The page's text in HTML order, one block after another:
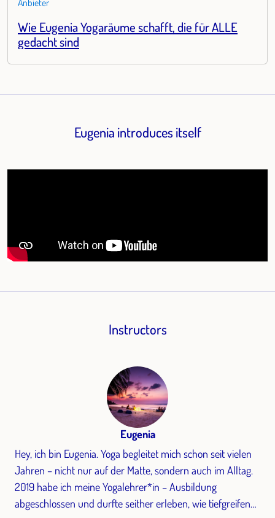
Anbieter
Wie Eugenia Yogaräume schafft, die für ALLE
gedacht sind
Eugenia introduces itself
Instructors
Eugenia
Hey, ich bin Eugenia. Yoga begleitet mich schon seit vielen
Jahren – nicht nur auf der Matte, sondern auch im Alltag.
2019 habe ich meine Yogalehrer*in – Ausbildung
abgeschlossen und durfte seither erleben, wie tiefgreifend